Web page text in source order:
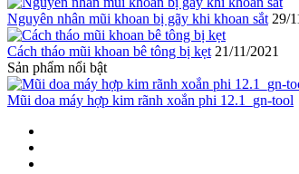
Nguyên nhân mũi khoan bị gãy khi khoan sắt 29/
Cách tháo mũi khoan bê tông bị kẹt 21/11/2021
Sản phẩm nổi bật
Mũi doa máy hợp kim rãnh xoắn phi 12.1_gn-tool